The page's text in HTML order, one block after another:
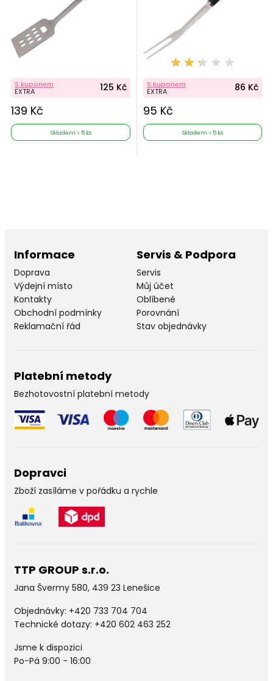
S kuponem
EXTRA 125 Kč
139 Kč
Skladem > 5 ks
S kuponem
EXTRA 86 Kč
95 Kč
Skladem > 5 ks
Informace
Doprava
Výdejní místo
Kontakty
Obchodní podmínky
Reklamační řád
Servis & Podpora
Servis
Můj účet
Oblíbené
Porovnání
Stav objednávky
Platební metody
Bezhotovostní platební metody
Dopravci
Zboží zasíláme v pořádku a rychle
TTP GROUP s.r.o.
Jana Švermy 580, 439 23 Lenešice
Objednávky: +420 733 704 704
Technické dotazy: +420 602 463 252
Jsme k dispozici
Po-Pá 9:00 - 16:00